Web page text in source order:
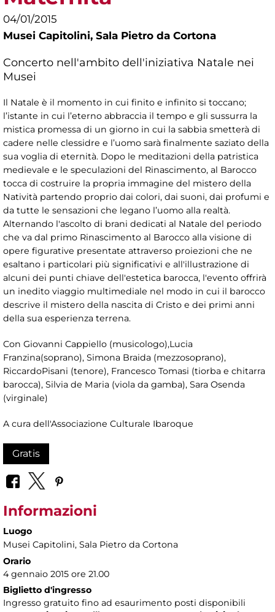
04/01/2015
Musei Capitolini, Sala Pietro da Cortona
Concerto nell'ambito dell'iniziativa Natale nei
Musei
Il Natale è il momento in cui finito e infinito si toccano;
l’istante in cui l’eterno abbraccia il tempo e gli sussurra la
mistica promessa di un giorno in cui la sabbia smetterà di
cadere nelle clessidre e l’uomo sarà finalmente saziato della
sua voglia di eternità. Dopo le meditazioni della patristica
medievale e le speculazioni del Rinascimento, al Barocco
tocca di costruire la propria immagine del mistero della
Natività partendo proprio dai colori, dai suoni, dai profumi e
da tutte le sensazioni che legano l’uomo alla realtà.
Alternando l'ascolto di brani dedicati al Natale del periodo
che va dal primo Rinascimento al Barocco alla visione di
opere figurative presentate attraverso proiezioni che ne
esaltano i particolari più significativi e all'illustrazione di
alcuni dei punti chiave dell'estetica barocca, l'evento offrirà
un inedito viaggio multimediale nel modo in cui il barocco
descrive il mistero della nascita di Cristo e dei primi anni
della sua esperienza terrena.
Con Giovanni Cappiello (musicologo),Lucia
Franzina(soprano), Simona Braida (mezzosoprano),
RiccardoPisani (tenore), Francesco Tomasi (tiorba e chitarra
barocca), Silvia de Maria (viola da gamba), Sara Osenda
(virginale)
A cura dell'Associazione Culturale Ibaroque
Gratis
Informazioni
Luogo
Musei Capitolini, Sala Pietro da Cortona
Orario
4 gennaio 2015 ore 21.00
Biglietto d'ingresso
Ingresso gratuito fino ad esaurimento posti disponibili